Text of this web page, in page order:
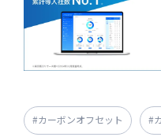
#カーボンオフセット #